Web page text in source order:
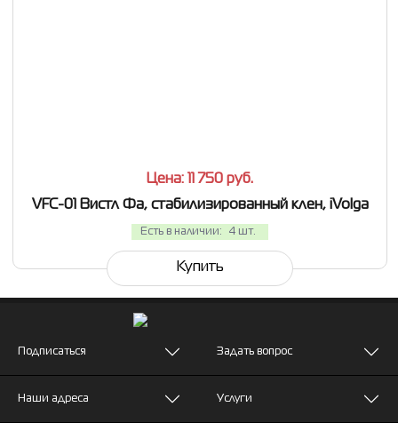
Цена: 11 750 руб.
VFC-01 Вистл Фа, стабилизированный клен, iVolga
Есть в наличии: 4 шт.
Купить
Подписаться
Наши адреса
Задать вопрос
Услуги